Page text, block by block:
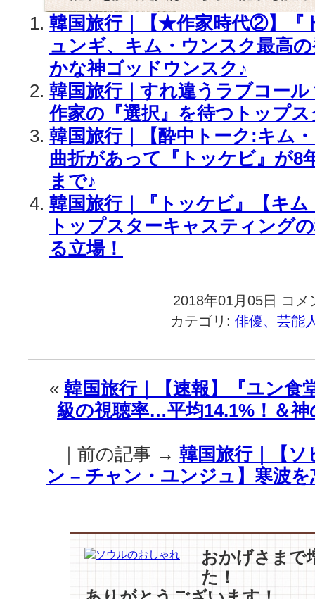
韓国旅行｜【★作家時代②】『
ュンギ、キム・ウンスク最高
かな神ゴッドウンスク♪
韓国旅行｜すれ違うラブコー
作家の『選択』を待つトップ
韓国旅行｜【酔中トーク:キム
曲折があって『トッケビ』が8
まで♪
韓国旅行｜『トッケビ』【キ
トップスターキャスティング
る立場！
2018年01月05日
韓
国
旅
｜
陽
の
末
–
ト
ッ
–
答
コメ
カテゴリ: 俳優、芸能
« 韓国旅行｜【速報】『ユン食
級の視聴率…平均14.1%！＆
｜前の記事 → 韓国旅行｜【
ン – チャン・ユンジュ】寒波
おかげさまで
た！